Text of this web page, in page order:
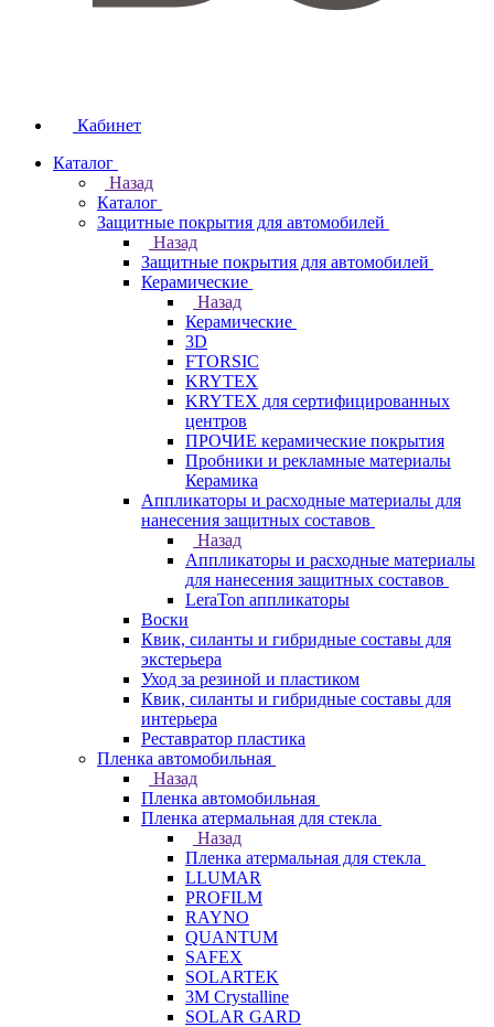
Кабинет
Каталог
Назад
Каталог
Защитные покрытия для автомобилей
Назад
Защитные покрытия для автомобилей
Керамические
Назад
Керамические
3D
FTORSIC
KRYTEX
KRYTEX для сертифицированных
центров
ПРОЧИЕ керамические покрытия
Пробники и рекламные материалы
Керамика
Аппликаторы и расходные материалы для
нанесения защитных составов
Назад
Аппликаторы и расходные материалы
для нанесения защитных составов
LeraTon аппликаторы
Воски
Квик, силанты и гибридные составы для
экстерьера
Уход за резиной и пластиком
Квик, силанты и гибридные составы для
интерьера
Реставратор пластика
Пленка автомобильная
Назад
Пленка автомобильная
Пленка атермальная для стекла
Назад
Пленка атермальная для стекла
LLUMAR
PROFILM
RAYNO
QUANTUM
SAFEX
SOLARTEK
3M Crystalline
SOLAR GARD